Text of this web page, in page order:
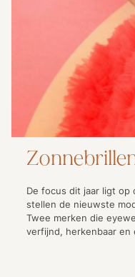
De focus dit jaar ligt op
stellen de nieuwste
Twee merken die
verfijnd, herkenbaar en